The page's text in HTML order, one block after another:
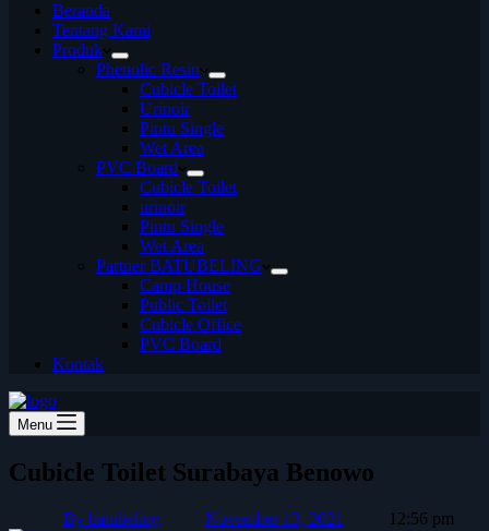
Beranda
Tentang Kami
Produk
Phenolic Resin
Cubicle Toilet
Urinoir
Pintu Single
Wet Area
PVC Board
Cubicle Toilet
urinoir
Pintu Single
Wet Area
Partner BATUBELING
Camp House
Public Toilet
Cubicle Office
PVC Board
Kontak
Menu
Cubicle Toilet Surabaya Benowo
Bybatubeling November 13, 2021 12:56 pm